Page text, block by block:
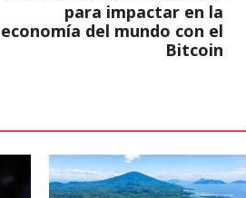
para impactar en la
economía del mundo con el
Bitcoin